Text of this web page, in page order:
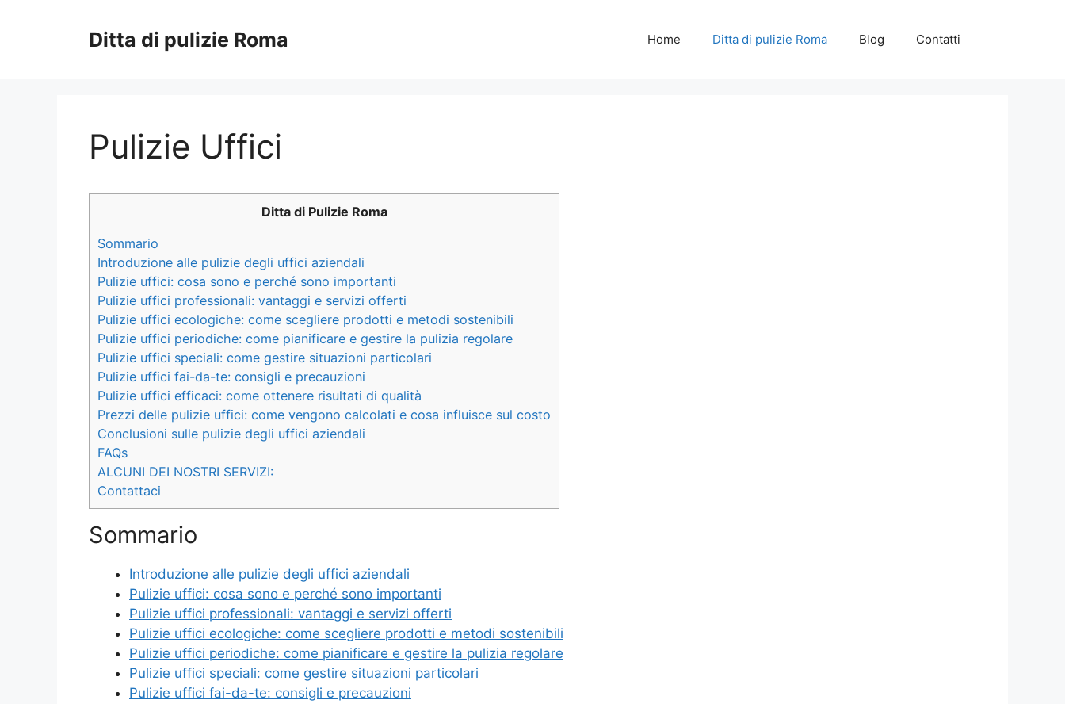
Ditta di pulizie Roma Home Ditta di pulizie Roma Blog Contatti
Pulizie Uffici
Ditta di Pulizie Roma
Sommario
Introduzione alle pulizie degli uffici aziendali
Pulizie uffici: cosa sono e perché sono importanti
Pulizie uffici professionali: vantaggi e servizi offerti
Pulizie uffici ecologiche: come scegliere prodotti e metodi sostenibili
Pulizie uffici periodiche: come pianificare e gestire la pulizia regolare
Pulizie uffici speciali: come gestire situazioni particolari
Pulizie uffici fai-da-te: consigli e precauzioni
Pulizie uffici efficaci: come ottenere risultati di qualità
Prezzi delle pulizie uffici: come vengono calcolati e cosa influisce sul costo
Conclusioni sulle pulizie degli uffici aziendali
FAQs
ALCUNI DEI NOSTRI SERVIZI:
Contattaci
Sommario
Introduzione alle pulizie degli uffici aziendali
Pulizie uffici: cosa sono e perché sono importanti
Pulizie uffici professionali: vantaggi e servizi offerti
Pulizie uffici ecologiche: come scegliere prodotti e metodi sostenibili
Pulizie uffici periodiche: come pianificare e gestire la pulizia regolare
Pulizie uffici speciali: come gestire situazioni particolari
Pulizie uffici fai-da-te: consigli e precauzioni